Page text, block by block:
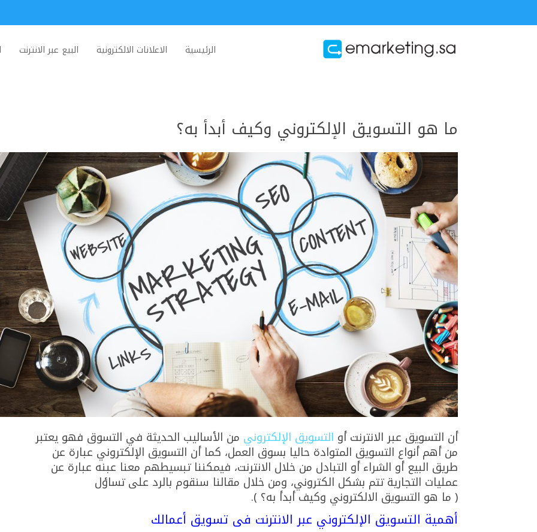
الرئيسية الاعلانات الالكترونية البيع عبر الانترنت
ما هو التسويق الإلكتروني وكيف أبدأ به؟
أن التسويق عبر الانترنت أو التسويق الإلكتروني من الأساليب الحديثة في التسوق فهو يعتبر
من أهم أنواع التسويق المتوادة حاليا بسوق العمل، كما أن التسويق الإلكتروني عبارة عن
طريق البيع أو الشراء أو التبادل من خلال الانترنت، فيمكننا تبسيطهم معنا عبنه عبارة عن
عمليات التجارية تتم بشكل الكتروني، ومن خلال مقالنا سنقوم بالرد على تساؤل
( ما هو التسويق الالكتروني وكيف أبدأ به؟ ).
أهمية التسويق الإلكتروني عبر الانترنت فى تسويق أعمالك